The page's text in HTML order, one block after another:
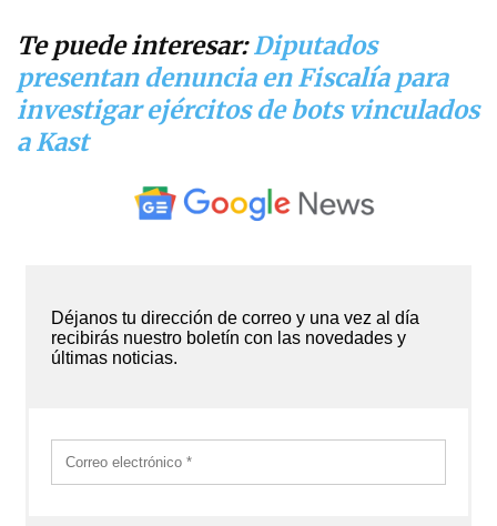
Te puede interesar:Diputados
presentan denuncia en Fiscalía para
investigar ejércitos de bots vinculados
a Kast